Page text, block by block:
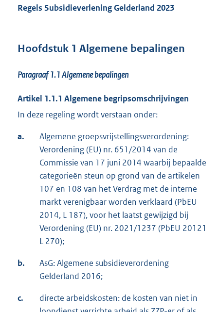
Regels Subsidieverlening Gelderland 2023
Hoofdstuk 1 Algemene bepalingen
Paragraaf 1.1 Algemene bepalingen
Artikel 1.1.1 Algemene begripsomschrijvingen
In deze regeling wordt verstaan onder:
a.
Algemene groepsvrijstellingsverordening:
Verordening (EU) nr. 651/2014 van de
Commissie van 17 juni 2014 waarbij bepaalde
categorieën steun op grond van de artikelen
107 en 108 van het Verdrag met de interne
markt verenigbaar worden verklaard (PbEU
2014, L 187), voor het laatst gewijzigd bij
Verordening (EU) nr. 2021/1237 (PbEU 20121
L 270);
b.
AsG: Algemene subsidieverordening
Gelderland 2016;
c.
directe arbeidskosten: de kosten van niet in